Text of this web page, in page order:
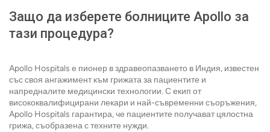
Защо да изберете болниците Apollo за
тази процедура?
Apollo Hospitals е пионер в здравеопазването в Индия, известен
със своя ангажимент към грижата за пациентите и
напредналите медицински технологии. С екип от
висококвалифицирани лекари и най-съвременни съоръжения,
Apollo Hospitals гарантира, че пациентите получават цялостна
грижа, съобразена с техните нужди.